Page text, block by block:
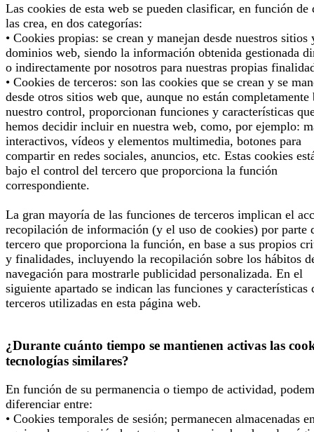
Las cookies de esta web se pueden clasificar, en función de
las crea, en dos categorías:
• Cookies propias: se crean y manejan desde nuestros sitios
dominios web, siendo la información obtenida gestionada
o indirectamente por nosotros para nuestras propias
• Cookies de terceros: son las cookies que se crean y se
desde otros sitios web que, aunque no están completamente
nuestro control, proporcionan funciones y características
hemos decidir incluir en nuestra web, como, por ejemplo:
interactivos, vídeos y elementos multimedia, botones para
compartir en redes sociales, anuncios, etc. Estas cookies
bajo el control del tercero que proporciona la función
correspondiente.
La gran mayoría de las funciones de terceros implican el
recopilación de información (y el uso de cookies) por parte
tercero que proporciona la función, en base a sus propios
y finalidades, incluyendo la recopilación sobre los hábitos
navegación para mostrarle publicidad personalizada. En el
siguiente apartado se indican las funciones y características
terceros utilizadas en esta página web.
¿Durante cuánto tiempo se mantienen activas las
tecnologías similares?
En función de su permanencia o tiempo de actividad,
diferenciar entre:
• Cookies temporales de sesión; permanecen almacenadas